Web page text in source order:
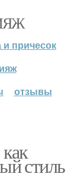
причесок
отзывы
стиль